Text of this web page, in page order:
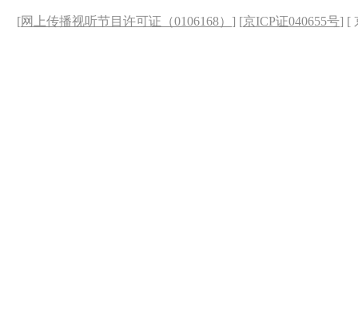
[网上传播视听节目许可证（0106168） ] [京ICP证040655号] [